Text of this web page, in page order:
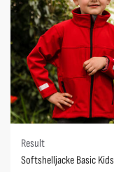
Result
Softshelljacke Basic Kids